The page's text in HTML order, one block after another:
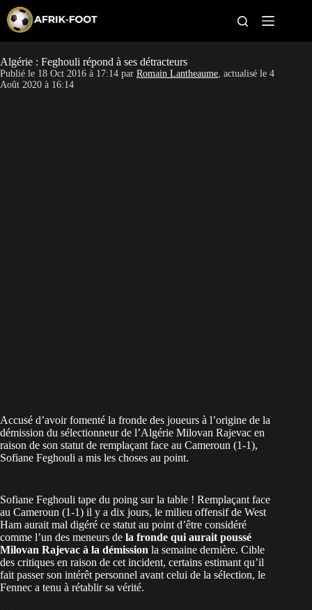
p
o
c
CAN féminine
Algérie : Feghouli répond à ses détracteurs
Publié le 18 Oct 2016 à 17:14 par Romain Lantheaume, actualisé le 4
Août 2020 à 16:14
Accusé d’avoir fomenté la fronde des joueurs à l’origine de la
démission du sélectionneur de l’Algérie Milovan Rajevac en
raison de son statut de remplaçant face au Cameroun (1-1),
Sofiane Feghouli a mis les choses au point.
Sofiane Feghouli tape du poing sur la table ! Remplaçant face
au Cameroun (1-1) il y a dix jours, le milieu offensif de West
Ham aurait mal digéré ce statut au point d’être considéré
comme l’un des meneurs de la fronde qui aurait poussé
Milovan Rajevac à la démission la semaine dernière. Cible
des critiques en raison de cet incident, certains estimant qu’il
fait passer son intérêt personnel avant celui de la sélection, le
Fennec a tenu à rétablir sa vérité.